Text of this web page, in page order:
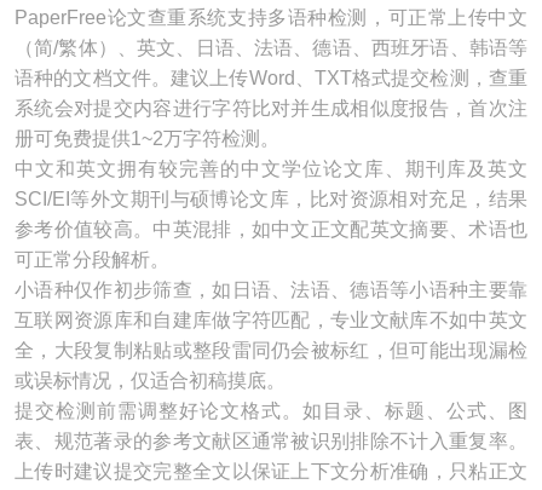
PaperFree论文查重系统支持多语种检测，可正常上传中文
（简/繁体）、英文、日语、法语、德语、西班牙语、韩语等
语种的文档文件。建议上传Word、TXT格式提交检测，查重
系统会对提交内容进行字符比对并生成相似度报告，首次注
册可免费提供1~2万字符检测。
中文和英文拥有较完善的中文学位论文库、期刊库及英文
SCI/EI等外文期刊与硕博论文库，比对资源相对充足，结果
参考价值较高。中英混排，如中文正文配英文摘要、术语也
可正常分段解析。
小语种仅作初步筛查，如日语、法语、德语等小语种主要靠
互联网资源库和自建库做字符匹配，专业文献库不如中英文
全，大段复制粘贴或整段雷同仍会被标红，但可能出现漏检
或误标情况，仅适合初稿摸底。
提交检测前需调整好论文格式。如目录、标题、公式、图
表、规范著录的参考文献区通常被识别排除不计入重复率。
上传时建议提交完整全文以保证上下文分析准确，只粘正文